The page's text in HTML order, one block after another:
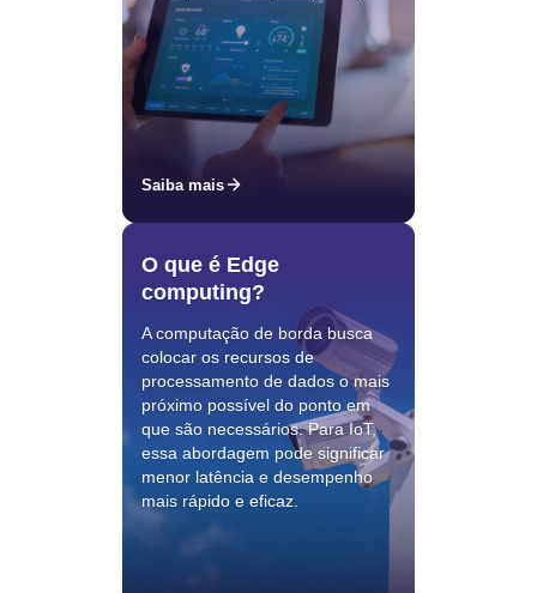
Saiba mais
O que é Edge
computing?
A computação de borda busca
colocar os recursos de
processamento de dados o mais
próximo possível do ponto em
que são necessários. Para IoT,
essa abordagem pode significar
menor latência e desempenho
mais rápido e eficaz.